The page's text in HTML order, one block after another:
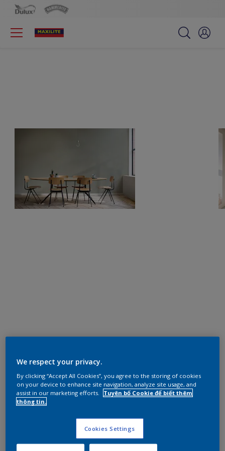
We respect your privacy.
By clicking “Accept All Cookies”, you agree to the storing of cookies
on your device to enhance site navigation, analyze site usage, and
assist in our marketing efforts.
Tuyên bố Cookie để biết thêm
thông tin.
Cookies Settings